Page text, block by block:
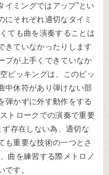
イミングではアップ”とい
にそれぞれ適切なタイミ
ても曲を演奏することは
きていなかったりします
プが上手くできていなか
ピッキングは、このピッ
中休符があり弾けない部
弾かずに外す動作をする
トロークでの演奏で重要
存在しない為、適切な
も重要な技術の一つとさ
曲を練習する際メトロノ
す。